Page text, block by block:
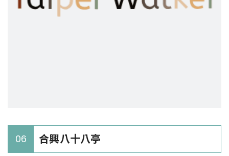
06 合興八十八亭